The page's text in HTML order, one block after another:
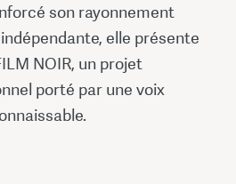
son rayonnement
elle présente
NOIR, un projet
porté par une voix